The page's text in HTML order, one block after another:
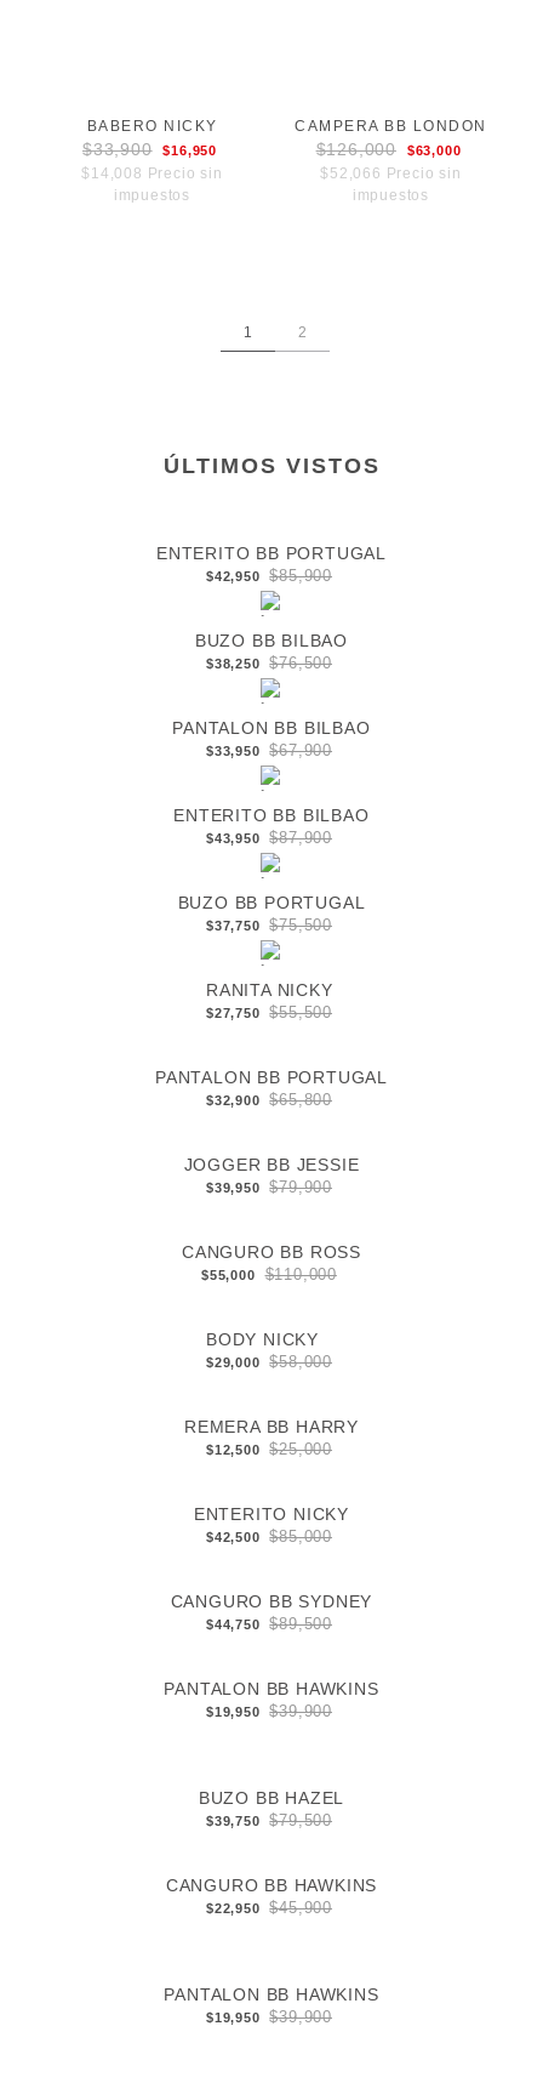
BABERO NICKY
$33,900 $16,950
$14,008 Precio sin
impuestos
CAMPERA BB LONDON
$126,000 $63,000
$52,066 Precio sin
impuestos
1 2
ÚLTIMOS VISTOS
ENTERITO BB PORTUGAL
$42,950 $85,900
BUZO BB BILBAO
$38,250 $76,500
PANTALON BB BILBAO
$33,950 $67,900
ENTERITO BB BILBAO
$43,950 $87,900
BUZO BB PORTUGAL
$37,750 $75,500
RANITA NICKY
$27,750 $55,500
PANTALON BB PORTUGAL
$32,900 $65,800
JOGGER BB JESSIE
$39,950 $79,900
CANGURO BB ROSS
$55,000 $110,000
BODY NICKY
$29,000 $58,000
REMERA BB HARRY
$12,500 $25,000
ENTERITO NICKY
$42,500 $85,000
CANGURO BB SYDNEY
$44,750 $89,500
PANTALON BB HAWKINS
$19,950 $39,900
BUZO BB HAZEL
$39,750 $79,500
CANGURO BB HAWKINS
$22,950 $45,900
PANTALON BB HAWKINS
$19,950 $39,900